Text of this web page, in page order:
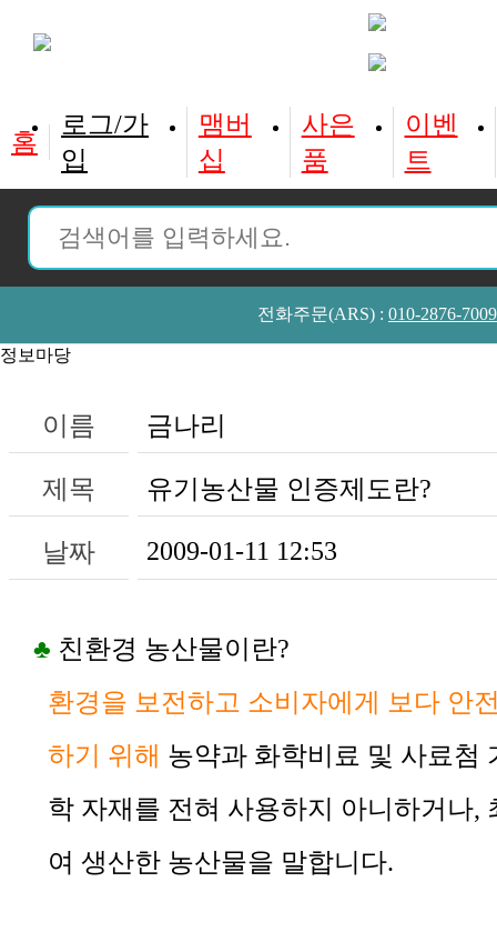
홈
로그/가
입
맴버
십
사은
품
이벤
트
전화주문(ARS) : 010-2876-7009
정보마당
이름 금나리
제목 유기농산물 인증제도란?
날짜 2009-01-11 12:53
♣ 친환경 농산물이란?
환경을 보전하고 소비자에게 보다 안
하기 위해 농약과 화학비료 및 사료첨
학 자재를 전혀 사용하지 아니하거나,
여 생산한 농산물을 말합니다.